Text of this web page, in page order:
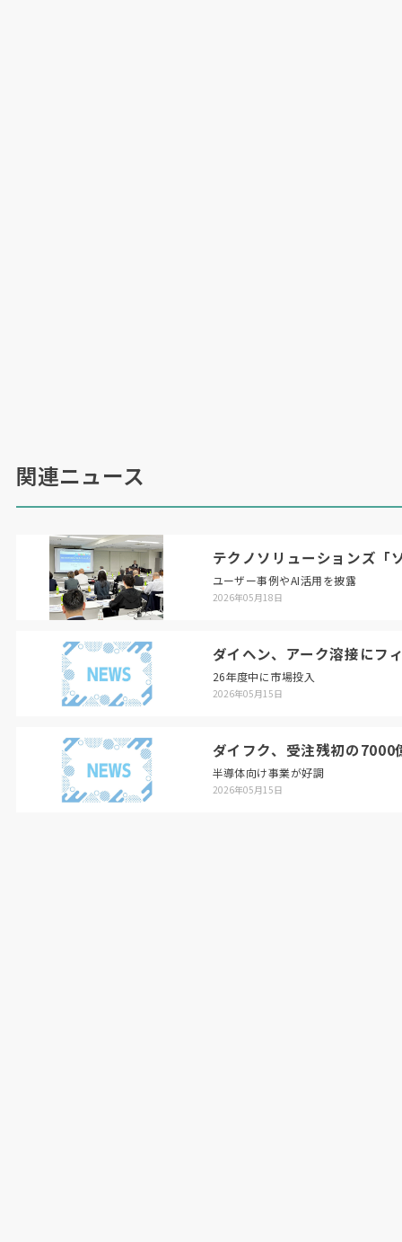
関連ニュース
テクノソリューションズ「
ユーザー事例やAI活用を披露
2026年05月18日
ダイヘン、アーク溶接にフ
26年度中に市場投入
2026年05月15日
ダイフク、受注残初の7000
半導体向け事業が好調
2026年05月15日